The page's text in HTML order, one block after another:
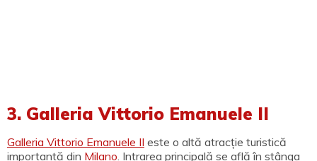
3. Galleria Vittorio Emanuele II
Galleria Vittorio Emanuele II este o altă atracție turistică
importantă din Milano . Intrarea principală se află în stânga